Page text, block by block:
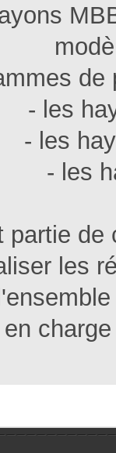
de
- les
- les
- les
partie de
les